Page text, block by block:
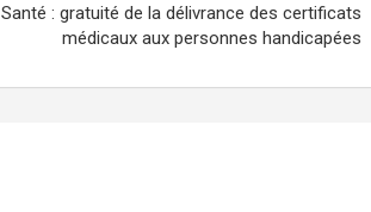
Santé : gratuité de la délivrance des certificats
médicaux aux personnes handicapées